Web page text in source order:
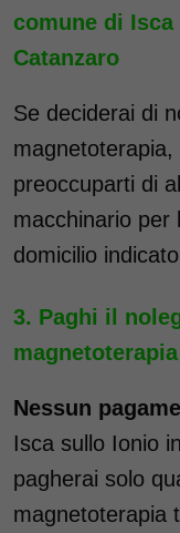
comune di
Catanzaro
Se deciderai di
preoccuparti di
macchinario per
domicilio
Paghi il
Nessun
Isca sullo Ionio
pagherai solo
magnetoterapia